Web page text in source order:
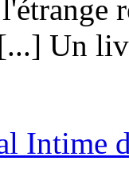
Un
Intime